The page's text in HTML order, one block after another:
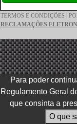
TERMOS E CONDIÇÕES
RECLAMAÇÕES
Para poder
Regulamento Geral
que consinta a
O que